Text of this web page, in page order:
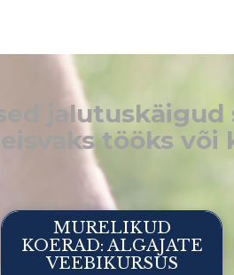
jalutuskäigud
tööks
MURELIKUD
KOERAD: ALGAJATE
VEEBIKURSUS